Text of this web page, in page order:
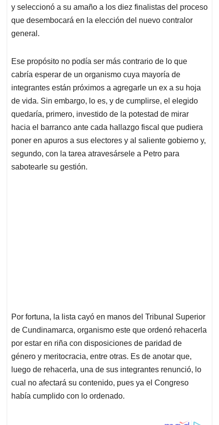
y seleccionó a su amaño a los diez finalistas del proceso
que desembocará en la elección del nuevo contralor
general.
Ese propósito no podía ser más contrario de lo que
cabría esperar de un organismo cuya mayoría de
integrantes están próximos a agregarle un ex a su hoja
de vida. Sin embargo, lo es, y de cumplirse, el elegido
quedaría, primero, investido de la potestad de mirar
hacia el barranco ante cada hallazgo fiscal que pudiera
poner en apuros a sus electores y al saliente gobierno y,
segundo, con la tarea atravesársele a Petro para
sabotearle su gestión.
Por fortuna, la lista cayó en manos del Tribunal Superior
de Cundinamarca, organismo este que ordenó rehacerla
por estar en riña con disposiciones de paridad de
género y meritocracia, entre otras. Es de anotar que,
luego de rehacerla, una de sus integrantes renunció, lo
cual no afectará su contenido, pues ya el Congreso
había cumplido con lo ordenado.